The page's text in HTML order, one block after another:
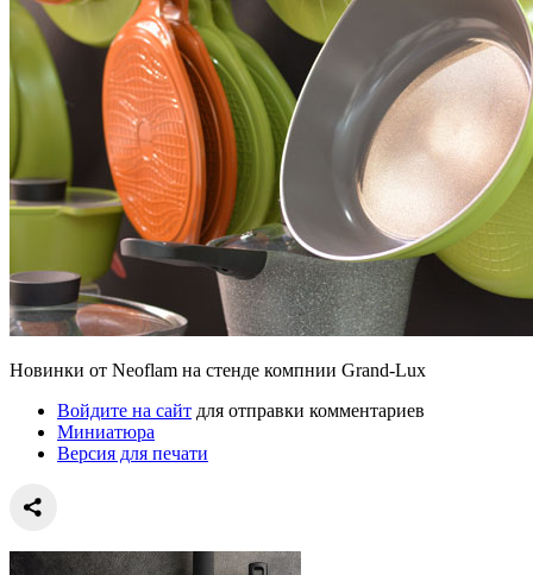
Новинки от Neoflam на стенде компнии Grand-Lux
Войдите на сайт для отправки комментариев
Миниатюра
Версия для печати